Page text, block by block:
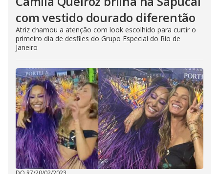
com vestido dourado diferentão
Atriz chamou a atenção com look escolhido para curtir o
primeiro dia de desfiles do Grupo Especial do Rio de
Janeiro